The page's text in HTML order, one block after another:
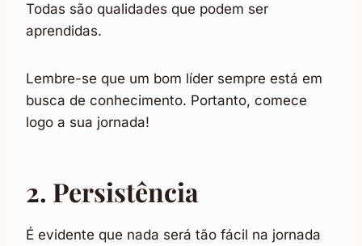
Todas são qualidades que podem ser
aprendidas.
Lembre-se que um bom líder sempre está em
busca de conhecimento. Portanto, comece
logo a sua jornada!
2. Persistência
É evidente que nada será tão fácil na jornada